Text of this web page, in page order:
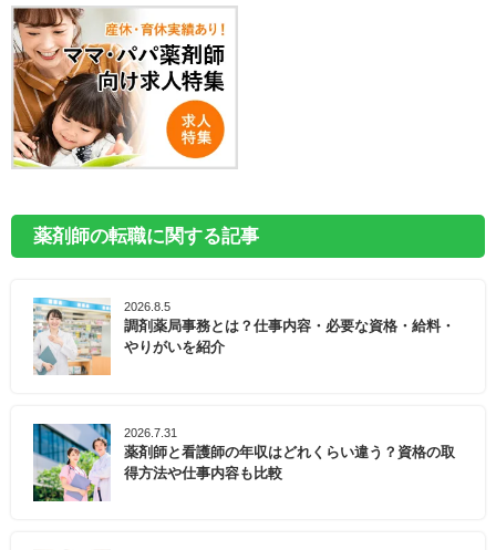
薬剤師の転職に関する記事
2026.8.5
調剤薬局事務とは？仕事内容・必要な資格・給料・
やりがいを紹介
2026.7.31
薬剤師と看護師の年収はどれくらい違う？資格の取
得方法や仕事内容も比較